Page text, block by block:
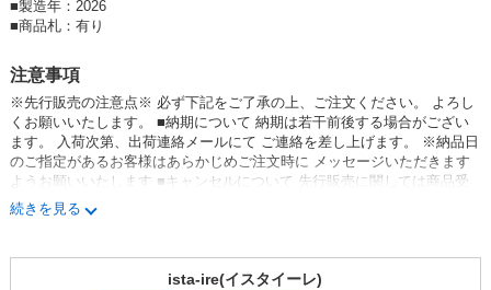
■製造年：2026
■商品札：有り
注意事項
※先行販売の注意点※ 必ず下記をご了承の上、ご注文ください。 よろし
くお願いいたします。 ■納期について 納期は若干前後する場合がござい
ます。 入荷次第、出荷連絡メールにて ご連絡を差し上げます。 ※納品日
のご指定があるお客様はあらかじめご注文時に メッセージいただきます
ようお願いいたします ■キャンセルについて 先行販売に関しては商品受
注後のキャンセル・ 及び数量変更は受け付けておりません。 ■ドロップ
商品について こちらの商品は先行販売商品となり生産されない可能性
の上、キャンセル処理をさせていただきます。 ■同梱発送について 各予
約、通常販売の商品をまとめての発送対応が可能ですので ご入用の場合
続きを見る
ista-ire(イスタイーレ)